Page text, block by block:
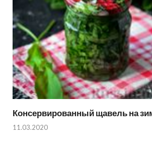
Консервированный щавель на
11.03.2020